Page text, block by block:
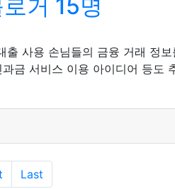
거 15명
사용 손님들의 금융 거래 정
금 서비스 이용 아이디어 등도
Last